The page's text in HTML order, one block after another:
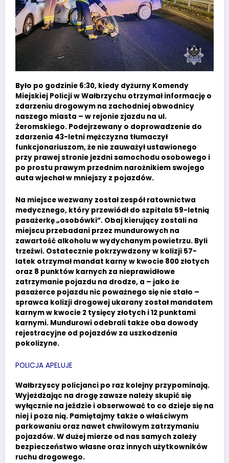
Było po godzinie 6:30, kiedy dyżurny Komendy
Miejskiej Policji w Wałbrzychu otrzymał informację o
zdarzeniu drogowym na zachodniej obwodnicy
naszego miasta – w rejonie zjazdu na ul.
Żeromskiego. Podejrzewany o doprowadzenie do
zdarzenia 43-letni mężczyzna tłumaczył
funkcjonariuszom, że nie zauważył ustawionego
przy prawej stronie jezdni samochodu osobowego i
po prostu prawym przednim narożnikiem swojego
auta wjechał w mniejszy z pojazdów.
Na miejsce wezwany został zespół ratownictwa
medycznego, który przewiódł do szpitala 59-letnią
pasażerkę „osobówki”. Obaj kierujący zostali na
miejscu przebadani przez mundurowych na
zawartość alkoholu w wydychanym powietrzu. Byli
trzeźwi. Ostatecznie pokrzywdzony w kolizji 57-
latek otrzymał mandat karny w kwocie 800 złotych
oraz 8 punktów karnych za nieprawidłowe
zatrzymanie pojazdu na drodze, a – jako że
pasażerce pojazdu nic poważnego się nie stało –
sprawca kolizji drogowej ukarany został mandatem
karnym w kwocie 2 tysięcy złotych i 12 punktami
karnymi. Mundurowi odebrali także oba dowody
rejestracyjne od pojazdów za uszkodzenia
pokolizyne.
POLICJA APELUJE
Wałbrzyscy policjanci po raz kolejny przypominają.
Wyjeżdżając na drogę zawsze należy skupić się
wyłącznie na jeździe i obserwować to co dzieje się na
niej i poza nią. Pamiętajmy także o właściwym
parkowaniu oraz nawet chwilowym zatrzymaniu
pojazdów. W dużej mierze od nas samych zależy
bezpieczeństwo własne oraz innych użytkowników
ruchu drogowego.